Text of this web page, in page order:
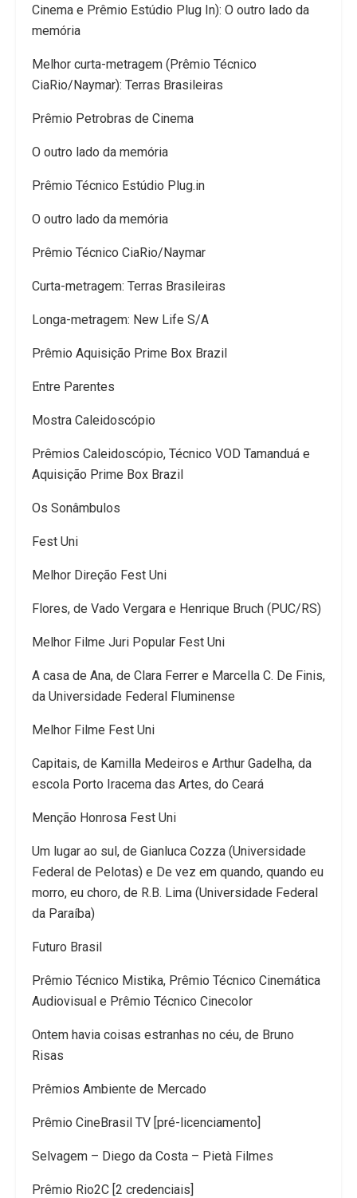
Cinema e Prêmio Estúdio Plug In): O outro lado da
memória
Melhor curta-metragem (Prêmio Técnico
CiaRio/Naymar): Terras Brasileiras
Prêmio Petrobras de Cinema
O outro lado da memória
Prêmio Técnico Estúdio Plug.in
O outro lado da memória
Prêmio Técnico CiaRio/Naymar
Curta-metragem: Terras Brasileiras
Longa-metragem: New Life S/A
Prêmio Aquisição Prime Box Brazil
Entre Parentes
Mostra Caleidoscópio
Prêmios Caleidoscópio, Técnico VOD Tamanduá e
Aquisição Prime Box Brazil
Os Sonâmbulos
Fest Uni
Melhor Direção Fest Uni
Flores, de Vado Vergara e Henrique Bruch (PUC/RS)
Melhor Filme Juri Popular Fest Uni
A casa de Ana, de Clara Ferrer e Marcella C. De Finis,
da Universidade Federal Fluminense
Melhor Filme Fest Uni
Capitais, de Kamilla Medeiros e Arthur Gadelha, da
escola Porto Iracema das Artes, do Ceará
Menção Honrosa Fest Uni
Um lugar ao sul, de Gianluca Cozza (Universidade
Federal de Pelotas) e De vez em quando, quando eu
morro, eu choro, de R.B. Lima (Universidade Federal
da Paraíba)
Futuro Brasil
Prêmio Técnico Mistika, Prêmio Técnico Cinemática
Audiovisual e Prêmio Técnico Cinecolor
Ontem havia coisas estranhas no céu, de Bruno
Risas
Prêmios Ambiente de Mercado
Prêmio CineBrasil TV [pré-licenciamento]
Selvagem – Diego da Costa – Pietà Filmes
Prêmio Rio2C [2 credenciais]